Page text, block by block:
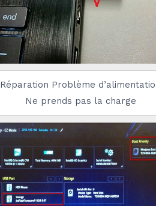
Réparation Problème
Ne prends pas la charge